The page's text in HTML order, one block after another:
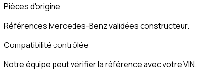
Pièces d'origine
Références Mercedes-Benz validées constructeur.
Compatibilité contrôlée
Notre équipe peut vérifier la référence avec votre VIN.